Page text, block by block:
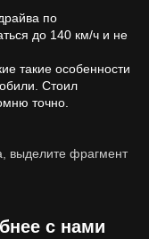
по
до 140 км/ч и не
такие особенности
Стоил
точно.
выделите фрагмент
с нами